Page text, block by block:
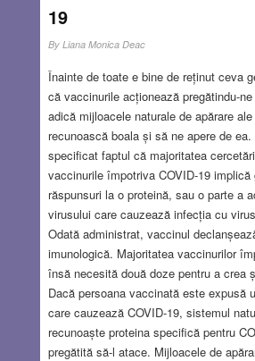
19
By Liana Monica Deac
Înainte de toate e bine de reținut ceva
că vaccinurile acționează pregătindu-
adică mijloacele naturale de apărare
recunoască boala și să ne apere de
specificat faptul că majoritatea
vaccinurile împotriva COVID-19 implică
răspunsuri la o proteină, sau o parte a
virusului care cauzează infecția cu
Odată administrat, vaccinul
imunologică. Majoritatea vaccinurilor
însă necesită două doze pentru a crea
Dacă persoana vaccinată este expusă
care cauzează COVID-19, sistemul
recunoaște proteina specifică pentru
pregătită să-l atace. Mijloacele de